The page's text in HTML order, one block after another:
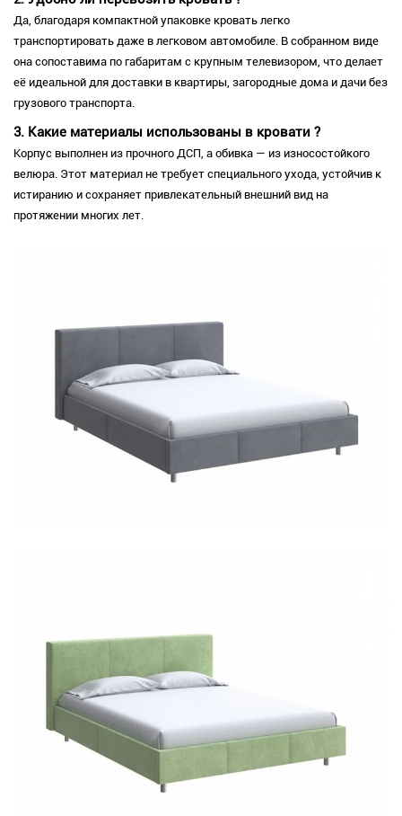
Да, благодаря компактной упаковке кровать легко
транспортировать даже в легковом автомобиле. В собранном виде
она сопоставима по габаритам с крупным телевизором, что делает
её идеальной для доставки в квартиры, загородные дома и дачи без
грузового транспорта.
3. Какие материалы использованы в кровати ?
Корпус выполнен из прочного ДСП, а обивка — из износостойкого
велюра. Этот материал не требует специального ухода, устойчив к
истиранию и сохраняет привлекательный внешний вид на
протяжении многих лет.